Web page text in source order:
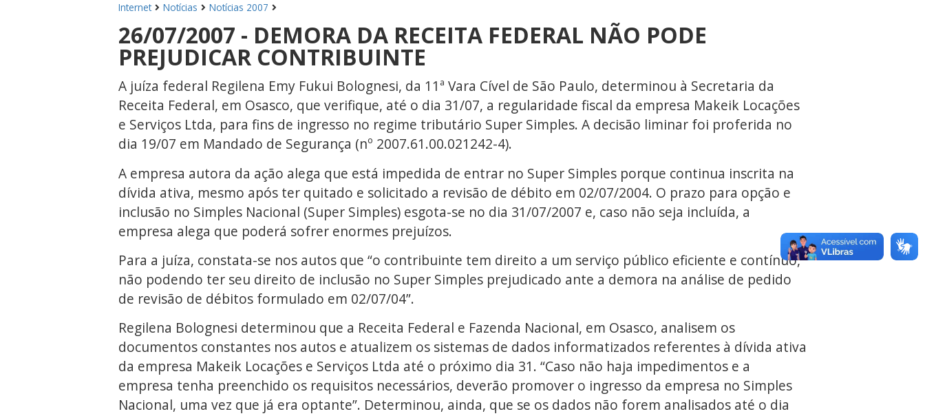
Internet Notícias Notícias 2007
26/07/2007 - DEMORA DA RECEITA FEDERAL NÃO PODE
PREJUDICAR CONTRIBUINTE
A juíza federal Regilena Emy Fukui Bolognesi, da 11ª Vara Cível de São Paulo, determinou à Secretaria da
Receita Federal, em Osasco, que verifique, até o dia 31/07, a regularidade fiscal da empresa Makeik Locações
e Serviços Ltda, para fins de ingresso no regime tributário Super Simples. A decisão liminar foi proferida no
dia 19/07 em Mandado de Segurança (nº 2007.61.00.021242-4).
A empresa autora da ação alega que está impedida de entrar no Super Simples porque continua inscrita na
dívida ativa, mesmo após ter quitado e solicitado a revisão de débito em 02/07/2004. O prazo para opção e
inclusão no Simples Nacional (Super Simples) esgota-se no dia 31/07/2007 e, caso não seja incluída, a
empresa alega que poderá sofrer enormes prejuízos.
Para a juíza, constata-se nos autos que “o contribuinte tem direito a um serviço público eficiente e contínuo,
não podendo ter seu direito de inclusão no Super Simples prejudicado ante a demora na análise de pedido
de revisão de débitos formulado em 02/07/04”.
Regilena Bolognesi determinou que a Receita Federal e Fazenda Nacional, em Osasco, analisem os
documentos constantes nos autos e atualizem os sistemas de dados informatizados referentes à dívida ativa
da empresa Makeik Locações e Serviços Ltda até o próximo dia 31. “Caso não haja impedimentos e a
empresa tenha preenchido os requisitos necessários, deverão promover o ingresso da empresa no Simples
Nacional, uma vez que já era optante”. Determinou, ainda, que se os dados não forem analisados até o dia